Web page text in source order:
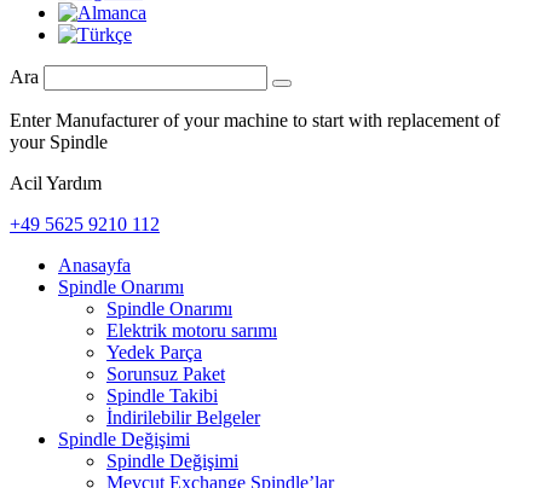
Ara
Enter Manufacturer of your machine to start with replacement of
your Spindle
Acil Yardım
+49 5625 9210 112
Anasayfa
Spindle Onarımı
Spindle Onarımı
Elektrik motoru sarımı
Yedek Parça
Sorunsuz Paket
Spindle Takibi
İndirilebilir Belgeler
Spindle Değişimi
Spindle Değişimi
Mevcut Exchange Spindle’lar